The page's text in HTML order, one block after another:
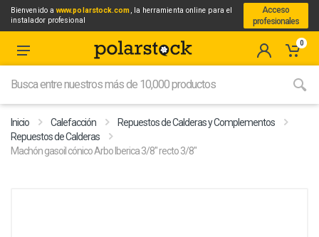
Bienvenido awww.polarstock.com, la herramienta online para el
instalador profesional
Acceso
profesionales
0
Inicio Calefacción
Repuestos de Calderas y Complementos
Repuestos de Calderas
Machón gasoil cónico Arbo Iberica 3/8" recto 3/8"